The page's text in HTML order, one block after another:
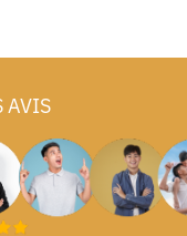
AVIS